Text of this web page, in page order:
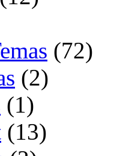
(72)
(2)
(1)
(13)